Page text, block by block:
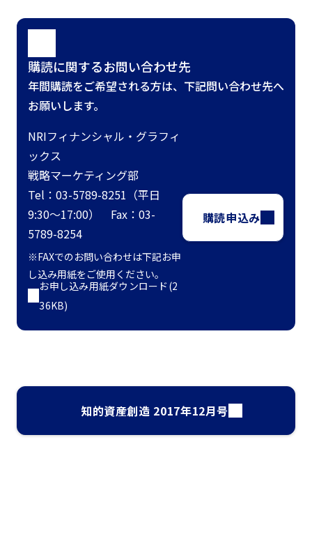
購読に関するお問い合わせ先
年間購読をご希望される方は、下記問い合わせ先へ
お願いします。
NRIフィナンシャル・グラフィ
ックス
戦略マーケティング部
Tel：03-5789-8251（平日
9:30～17:00） Fax：03-
5789-8254
※FAXでのお問い合わせは下記お申
し込み用紙をご使用ください。
お申し込み用紙ダウンロード(2
36KB)
購読申込み
知的資産創造 2017年12月号